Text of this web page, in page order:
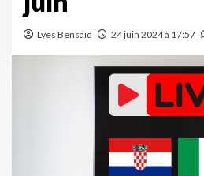
Lyes Bensaïd 24 juin 2024 à 17:57